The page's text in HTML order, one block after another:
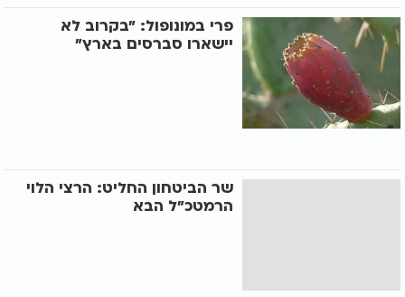
פרי במונופול: "בקרוב לא
יישארו סברסים בארץ"
שר הביטחון החליט: הרצי הלוי
הרמטכ"ל הבא